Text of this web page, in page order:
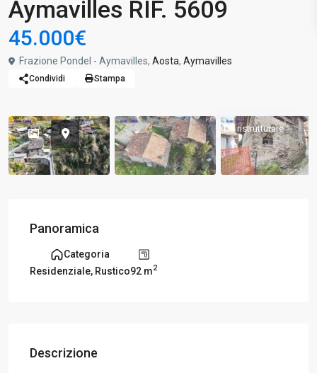
Aymavilles RIF. 5609
45.000€
Frazione Pondel - Aymavilles, Aosta, Aymavilles
Condividi Stampa
Da ristrutturare
Panoramica
Categoria
Residenziale, Rustico92 m2
Descrizione